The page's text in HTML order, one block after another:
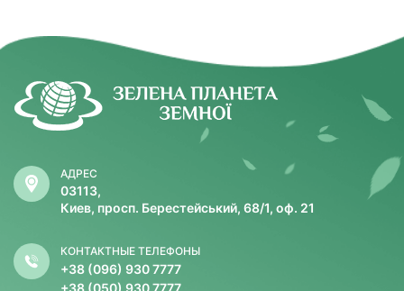
АДРЕС
03113,
Киев, просп. Берестейський, 68/1, оф. 21
КОНТАКТНЫЕ ТЕЛЕФОНЫ
+38 (096) 930 7777
+38 (050) 930 7777